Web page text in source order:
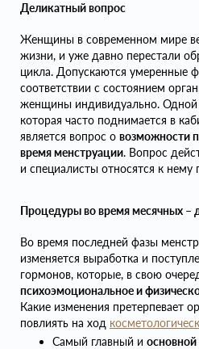
Деликатный вопрос
Женщины в современном мире
жизни, и уже давно перестали
цикла. Допускаются умеренные
соответствии с состоянием
женщины индивидуально. Одной
которая часто поднимается в
является вопрос о возможности
время менструации. Вопрос
и специалисты относятся к нему
Процедуры во время месячных –
Во время последней фазы
изменяется выработка и
гормонов, которые, в свою
психоэмоциональное и
Какие изменения претерпевает
повлиять на ход
Самый главный и